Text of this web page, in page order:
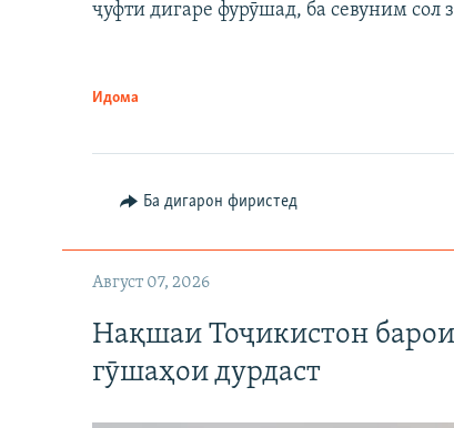
ҷуфти дигаре фурӯшад, ба севуним сол
Идома
Ба дигарон фиристед
Август 07, 2026
Нақшаи Тоҷикистон
гӯшаҳои дурдаст